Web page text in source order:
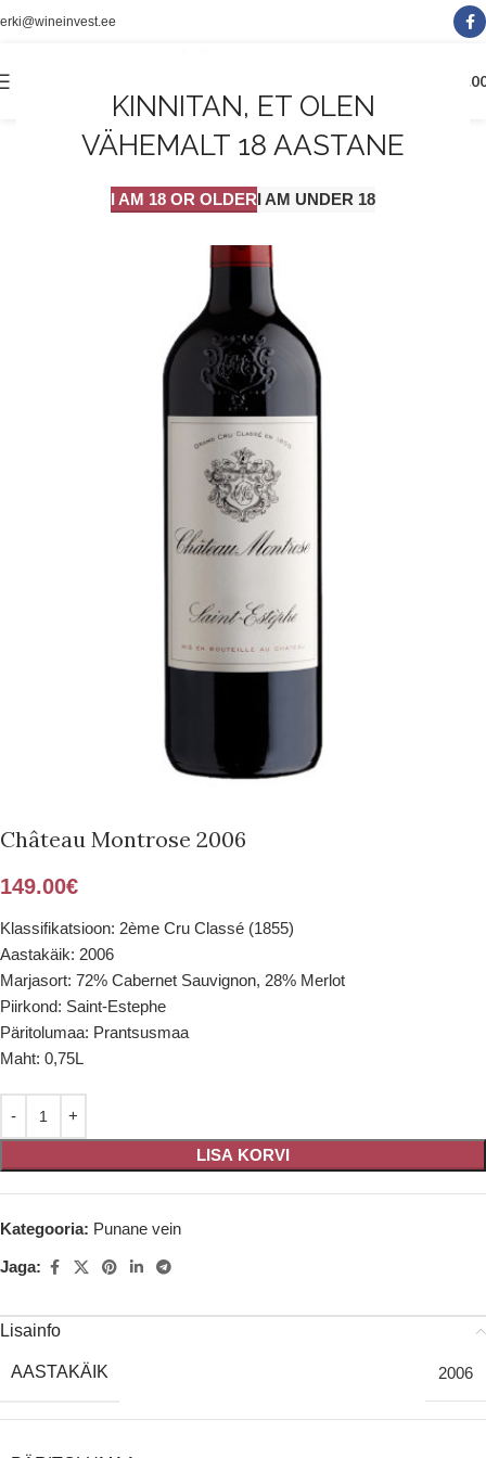
KINNITAN, ET OLEN
VÄHEMALT 18 AASTANE
I AM 18 OR OLDERI AM UNDER 18
erki@wineinvest.ee
Château Montrose 2006
149.00€
Klassifikatsioon: 2ème Cru Classé (1855)
Aastakäik: 2006
Marjasort: 72% Cabernet Sauvignon, 28% Merlot
Piirkond: Saint-Estephe
Päritolumaa: Prantsusmaa
Maht: 0,75L
LISA KORVI
Kategooria: Punane vein
Jaga:
Lisainfo
AASTAKÄIK 2006